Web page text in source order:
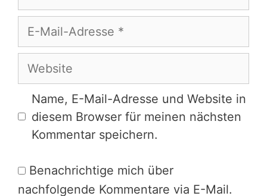
E-
Website
Name, E-Mail-Adresse und Website in
diesem Browser für meinen nächsten
Kommentar speichern.
Benachrichtige mich über
nachfolgende Kommentare via E-Mail.